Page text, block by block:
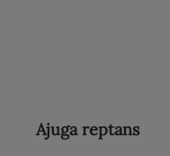
Ajuga reptans